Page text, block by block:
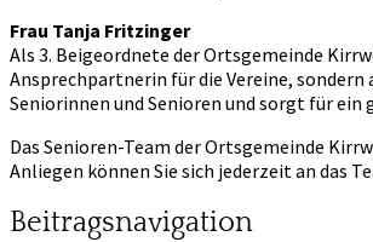
Frau Tanja Fritzinger
Als 3. Beigeordnete der Ortsgemeinde
Ansprechpartnerin für die Vereine,
Seniorinnen und Senioren und sorgt für
Das Senioren-Team der Ortsgemeinde
Anliegen können Sie sich jederzeit an das
Beitragsnavigation